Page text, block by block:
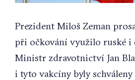
Prezident Miloš Zeman
při očkování využilo ruské i
Ministr zdravotnictví Jan
i tyto vakcíny byly